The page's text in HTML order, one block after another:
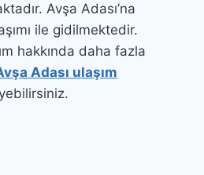
Avşa Adası’na
ile gidilmektedir.
hakkında daha fazla
Adası ulaşım